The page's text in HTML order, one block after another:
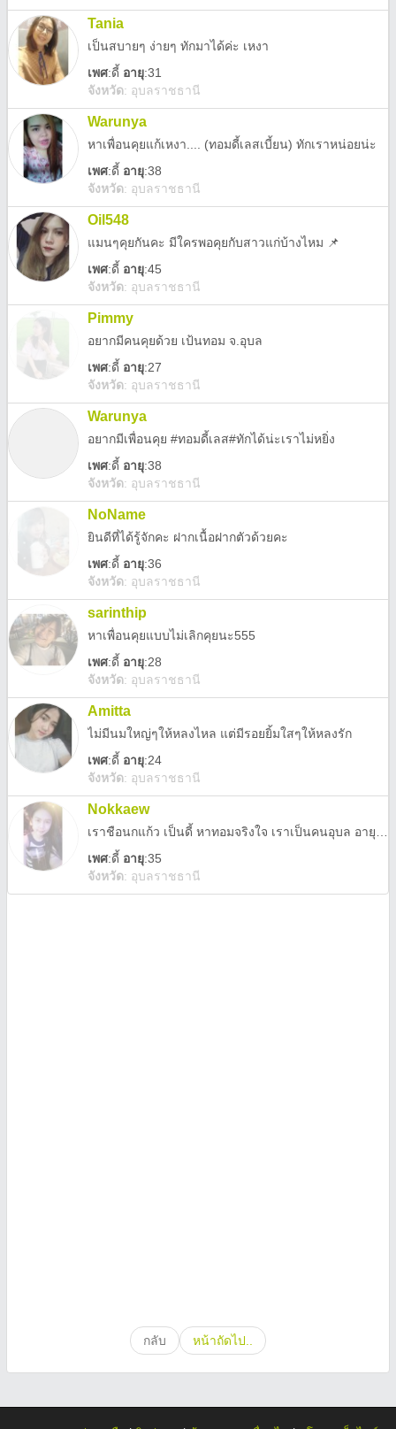
Tania
เป็นสบายๆ ง่ายๆ ทักมาได้ค่ะ เหงา
เพศ:ดี้ อายุ:31
จังหวัด: อุบลราชธานี
Warunya
หาเพื่อนคุยแก้เหงา.... (ทอมดี้เลสเบี้ยน) ทักเราหน่อยน่ะ
เพศ:ดี้ อายุ:38
จังหวัด: อุบลราชธานี
Oil548
แมนๆคุยกันคะ มีใครพอคุยกับสาวแก่บ้างไหม 📌
เพศ:ดี้ อายุ:45
จังหวัด: อุบลราชธานี
Pimmy
อยากมีคนคุยด้วย เป้นทอม จ.อุบล
เพศ:ดี้ อายุ:27
จังหวัด: อุบลราชธานี
Warunya
อยากมีเพื่อนคุย #ทอมดี้เลส#ทักได้น่ะเราไม่หยิ่ง
เพศ:ดี้ อายุ:38
จังหวัด: อุบลราชธานี
NoName
ยินดีที่ได้รู้จักคะ ฝากเนื้อฝากตัวด้วยคะ
เพศ:ดี้ อายุ:36
จังหวัด: อุบลราชธานี
sarinthip
หาเพื่อนคุยแบบไม่เลิกคุยนะ555
เพศ:ดี้ อายุ:28
จังหวัด: อุบลราชธานี
Amitta
ไม่มีนมใหญ่ๆให้หลงไหล แต่มีรอยยิ้มใสๆให้หลงรัก
เพศ:ดี้ อายุ:24
จังหวัด: อุบลราชธานี
Nokkaew
เพศ:ดี้ อายุ:35
จังหวัด: อุบลราชธานี
กลับ หน้าถัดไป..